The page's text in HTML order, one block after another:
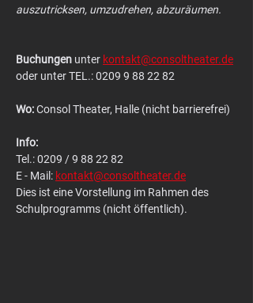
auszutricksen, umzudrehen, abzuräumen.
Buchungen unter kontakt@consoltheater.de
oder unter TEL.: 0209 9 88 22 82
Wo: Consol Theater, Halle (nicht barrierefrei)
Info:
Tel.: 0209 / 9 88 22 82
E - Mail: kontakt@consoltheater.de
Dies ist eine Vorstellung im Rahmen des
Schulprogramms (nicht öffentlich).